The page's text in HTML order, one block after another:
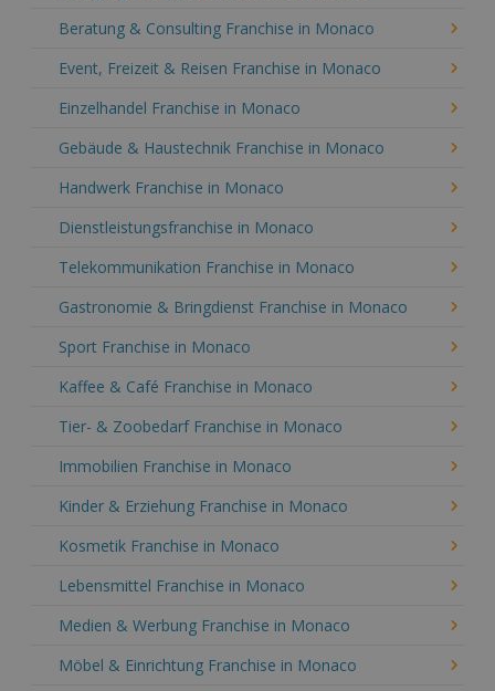
Beratung & Consulting Franchise in Monaco
Event, Freizeit & Reisen Franchise in Monaco
Einzelhandel Franchise in Monaco
Gebäude & Haustechnik Franchise in Monaco
Handwerk Franchise in Monaco
Dienstleistungsfranchise in Monaco
Telekommunikation Franchise in Monaco
Gastronomie & Bringdienst Franchise in Monaco
Sport Franchise in Monaco
Kaffee & Café Franchise in Monaco
Tier- & Zoobedarf Franchise in Monaco
Immobilien Franchise in Monaco
Kinder & Erziehung Franchise in Monaco
Kosmetik Franchise in Monaco
Lebensmittel Franchise in Monaco
Medien & Werbung Franchise in Monaco
Möbel & Einrichtung Franchise in Monaco